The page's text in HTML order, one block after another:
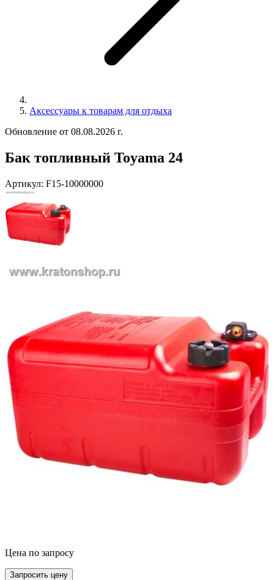
Аксессуары к товарам для отдыха
Обновление от 08.08.2026 г.
Бак топливный Toyama 24
Артикул: F15-10000000
Цена по запросу
Запросить цену